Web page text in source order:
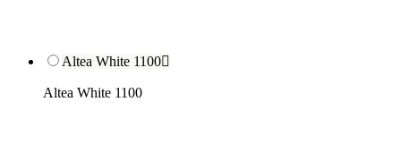
Altea White 1100
Altea White 1100